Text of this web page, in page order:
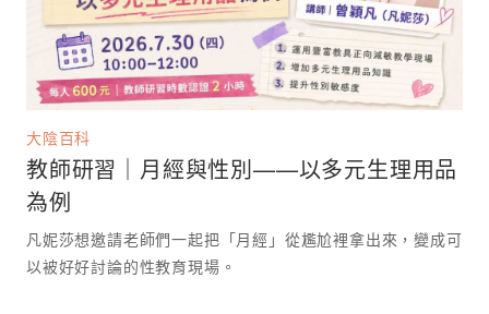
大陰百科
教師研習｜月經與性別——以多元生理用品
為例
凡妮莎想邀請老師們一起把「月經」從尷尬裡拿出來，變成可